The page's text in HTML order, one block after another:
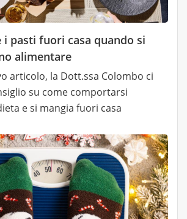
i pasti fuori casa quando si
alimentare
articolo, la Dott.ssa Colombo ci
su come comportarsi
e si mangia fuori casa